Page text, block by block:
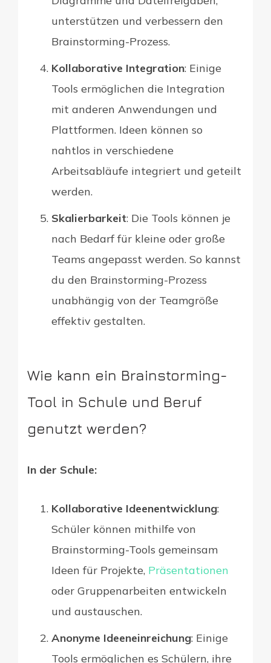
unterstützen und verbessern den
Brainstorming-Prozess.
Kollaborative Integration: Einige
Tools ermöglichen die Integration
mit anderen Anwendungen und
Plattformen. Ideen können so
nahtlos in verschiedene
Arbeitsabläufe integriert und geteilt
werden.
Skalierbarkeit: Die Tools können je
nach Bedarf für kleine oder große
Teams angepasst werden. So kannst
du den Brainstorming-Prozess
unabhängig von der Teamgröße
effektiv gestalten.
Wie kann ein Brainstorming-
Tool in Schule und Beruf
genutzt werden?
In der Schule:
Kollaborative Ideenentwicklung:
Schüler können mithilfe von
Brainstorming-Tools gemeinsam
Ideen für Projekte, Präsentationen
oder Gruppenarbeiten entwickeln
und austauschen.
Anonyme Ideeneinreichung: Einige
Tools ermöglichen es Schülern, ihre